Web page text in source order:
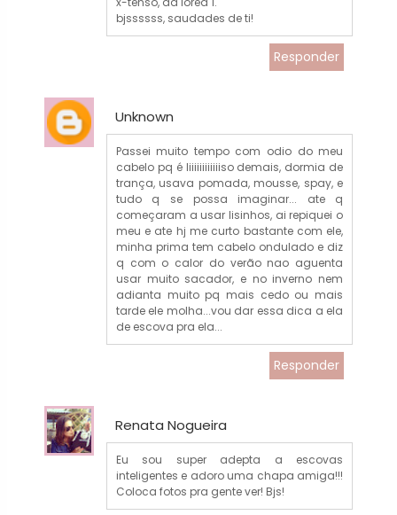
bjssssss, saudades de ti!
Responder
Unknown
Passei muito tempo com odio do meu
cabelo pq é liiiiiiiiiiiiso demais, dormia de
trança, usava pomada, mousse, spay, e
tudo q se possa imaginar... ate q
começaram a usar lisinhos, ai repiquei o
meu e ate hj me curto bastante com ele,
minha prima tem cabelo ondulado e diz
q com o calor do verão nao aguenta
usar muito sacador, e no inverno nem
adianta muito pq mais cedo ou mais
tarde ele molha...vou dar essa dica a ela
de escova pra ela...
Responder
Renata Nogueira
Eu sou super adepta a escovas
inteligentes e adoro uma chapa amiga!!!
Coloca fotos pra gente ver! Bjs!